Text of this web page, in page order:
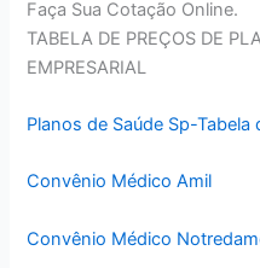
Faça Sua Cotação Online.
TABELA DE PREÇOS DE
EMPRESARIAL
Planos de Saúde Sp-
Convênio Médico Amil
Convênio Médico